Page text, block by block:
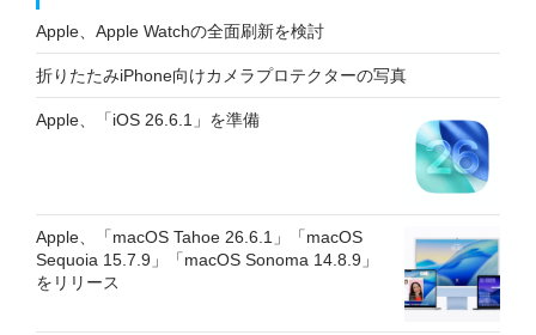
Apple、Apple Watchの全面刷新を検討
折りたたみiPhone向けカメラプロテクターの写真
Apple、「iOS 26.6.1」を準備
Apple、「macOS Tahoe 26.6.1」「macOS
Sequoia 15.7.9」「macOS Sonoma 14.8.9」
をリリース